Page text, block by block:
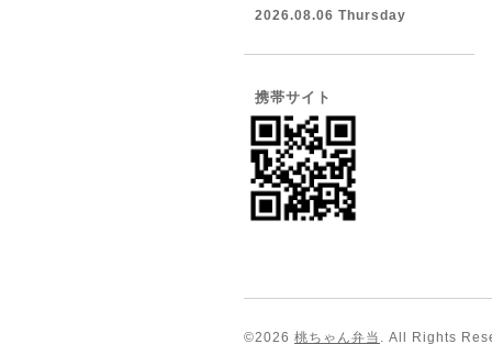
2026.08.06 Thursday
携帯サイト
©2026 桃ちゃん弁当 . All Rights